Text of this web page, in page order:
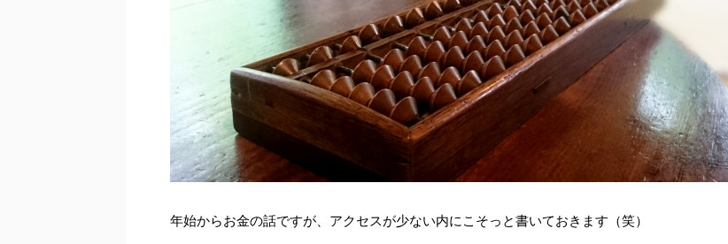
年始からお金の話ですが、アクセスが少ない内にこそっと書いておきます（笑）